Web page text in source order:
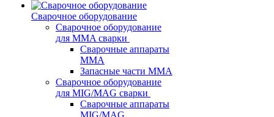
Сварочное оборудование
Сварочное оборудование
для MMA сварки
Сварочные аппараты
MMA
Запасные части MMA
Сварочное оборудование
для MIG/MAG сварки
Сварочные аппараты
MIG/MAG